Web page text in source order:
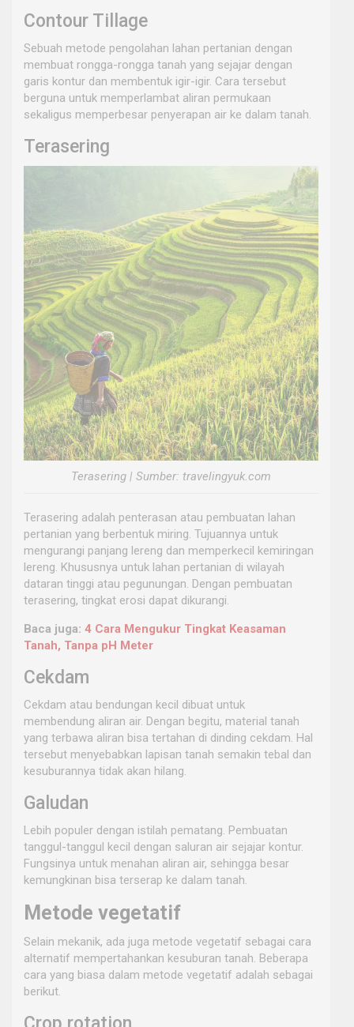
Contour Tillage
Sebuah metode pengolahan lahan pertanian dengan
membuat rongga-rongga tanah yang sejajar dengan
garis kontur dan membentuk igir-igir. Cara tersebut
berguna untuk memperlambat aliran permukaan
sekaligus memperbesar penyerapan air ke dalam tanah.
Terasering
Terasering | Sumber: travelingyuk.com
Terasering adalah penterasan atau pembuatan lahan
pertanian yang berbentuk miring. Tujuannya untuk
mengurangi panjang lereng dan memperkecil kemiringan
lereng. Khususnya untuk lahan pertanian di wilayah
dataran tinggi atau pegunungan. Dengan pembuatan
terasering, tingkat erosi dapat dikurangi.
Baca juga: 4 Cara Mengukur Tingkat Keasaman
Tanah, Tanpa pH Meter
Cekdam
Cekdam atau bendungan kecil dibuat untuk
membendung aliran air. Dengan begitu, material tanah
yang terbawa aliran bisa tertahan di dinding cekdam. Hal
tersebut menyebabkan lapisan tanah semakin tebal dan
kesuburannya tidak akan hilang.
Galudan
Lebih populer dengan istilah pematang. Pembuatan
tanggul-tanggul kecil dengan saluran air sejajar kontur.
Fungsinya untuk menahan aliran air, sehingga besar
kemungkinan bisa terserap ke dalam tanah.
Metode vegetatif
Selain mekanik, ada juga metode vegetatif sebagai cara
alternatif mempertahankan kesuburan tanah. Beberapa
cara yang biasa dalam metode vegetatif adalah sebagai
berikut.